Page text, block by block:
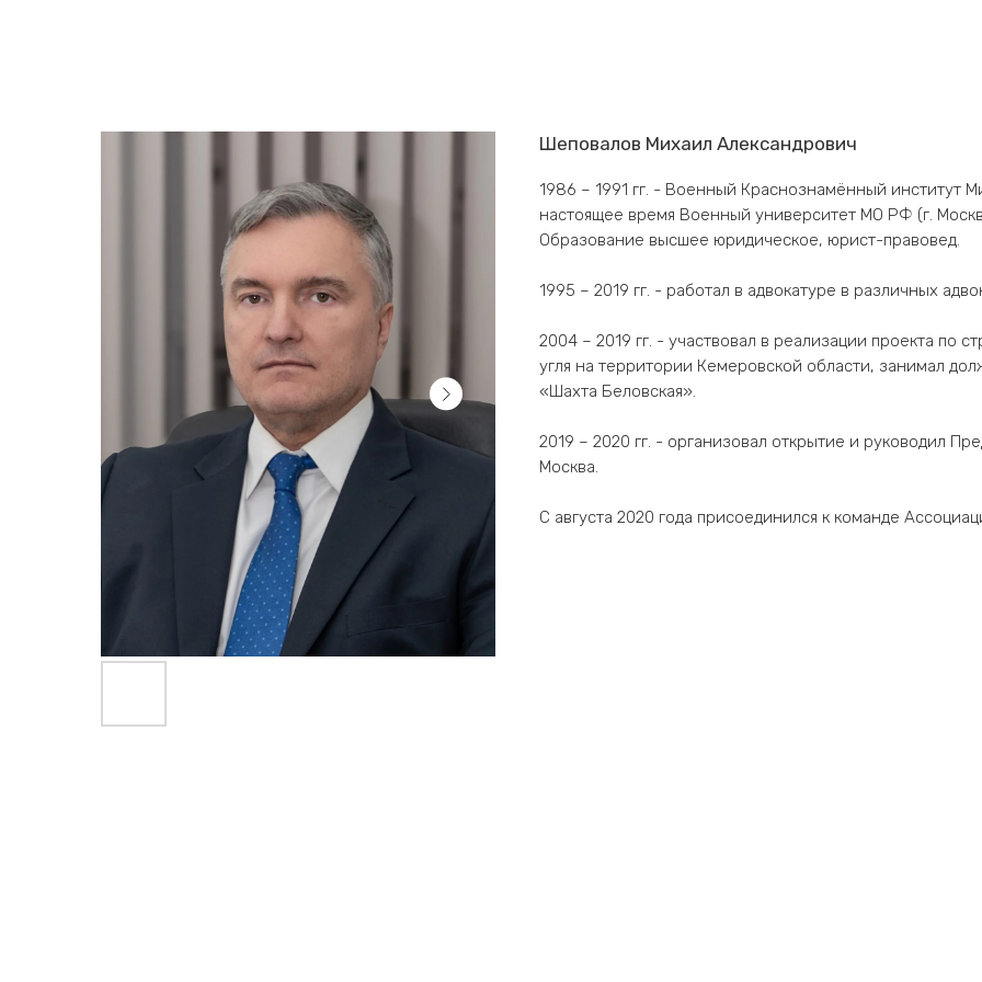
Шеповалов Михаил Александрович
1986 – 1991 гг. - Военный Краснознамённый
настоящее время Военный университет МО РФ (г.
Образование высшее юридическое, юрист-правовед.
1995 – 2019 гг. - работал в адвокатуре в различных
2004 – 2019 гг. - участвовал в реализации проекта по
угля на территории Кемеровской области, занимал
«Шахта Беловская».
2019 – 2020 гг. - организовал открытие и руководил
Москва.
С августа 2020 года присоединился к команде